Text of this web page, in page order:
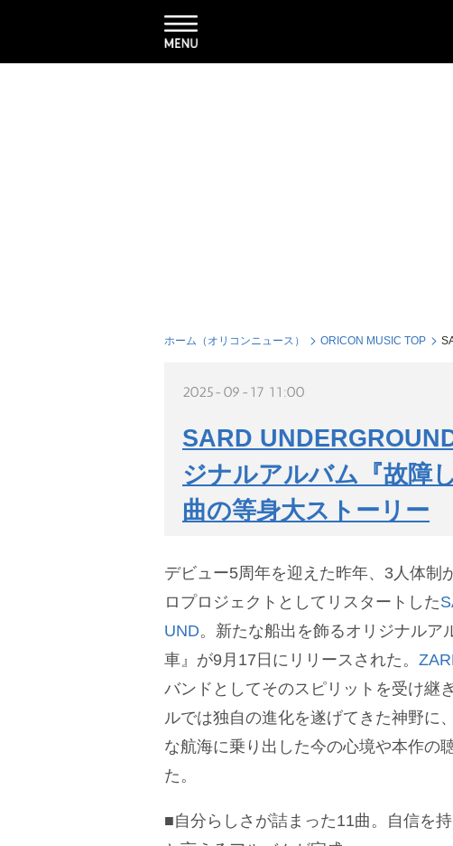
ホーム（オリコンニュース） ORICON MUSIC TOP
2025-09-17 11:00
SARD
ジナルアルバム『故障
曲の等身大ストーリー
デビュー5周年を迎えた昨年、3人体制
ロプロジェクトとしてリスタートした
UND。新たな船出を飾るオリジナルア
車』が9月17日にリリースされた。
バンドとしてそのスピリットを受け継
ルでは独自の進化を遂げてきた神野に
な航海に乗り出した今の心境や本作の
た。
■自分らしさが詰まった11曲。自信を